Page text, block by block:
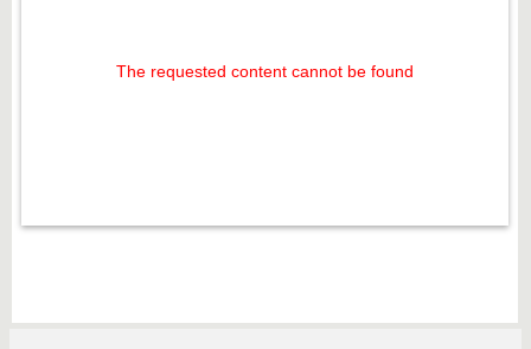
The requested content cannot be found